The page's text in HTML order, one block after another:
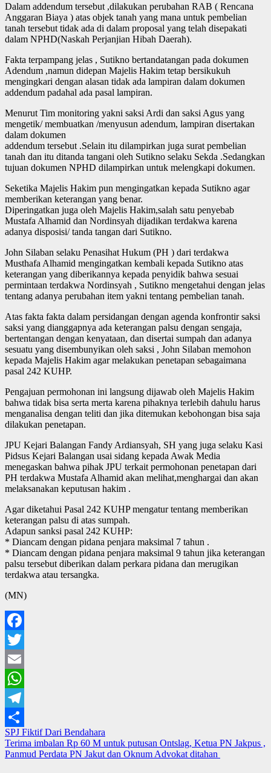
Dalam addendum tersebut ,dilakukan perubahan RAB ( Rencana
Anggaran Biaya ) atas objek tanah yang mana untuk pembelian
tanah tersebut tidak ada di dalam proposal yang telah disepakati
dalam NPHD(Naskah Perjanjian Hibah Daerah).
Fakta terpampang jelas , Sutikno bertandatangan pada dokumen
Adendum ,namun didepan Majelis Hakim tetap bersikukuh
mengingkari dengan alasan tidak ada lampiran dalam dokumen
addendum padahal ada pasal lampiran.
Menurut Tim monitoring yakni saksi Ardi dan saksi Agus yang
mengetik/ membuatkan /menyusun adendum, lampiran disertakan
dalam dokumen
addendum tersebut .Selain itu dilampirkan juga surat pembelian
tanah dan itu ditanda tangani oleh Sutikno selaku Sekda .Sedangkan
tujuan dokumen NPHD dilampirkan untuk melengkapi dokumen.
Seketika Majelis Hakim pun mengingatkan kepada Sutikno agar
memberikan keterangan yang benar.
Diperingatkan juga oleh Majelis Hakim,salah satu penyebab
Mustafa Alhamid dan Nordinsyah dijadikan terdakwa karena
adanya disposisi/ tanda tangan dari Sutikno.
John Silaban selaku Penasihat Hukum (PH ) dari terdakwa
Musthafa Alhamid mengingatkan kembali kepada Sutikno atas
keterangan yang diberikannya kepada penyidik bahwa sesuai
permintaan terdakwa Nordinsyah , Sutikno mengetahui dengan jelas
tentang adanya perubahan item yakni tentang pembelian tanah.
Atas fakta fakta dalam persidangan dengan agenda konfrontir saksi
saksi yang dianggapnya ada keterangan palsu dengan sengaja,
bertentangan dengan kenyataan, dan disertai sumpah dan adanya
sesuatu yang disembunyikan oleh saksi , John Silaban memohon
kepada Majelis Hakim agar melakukan penetapan sebagaimana
pasal 242 KUHP.
Pengajuan permohonan ini langsung dijawab oleh Majelis Hakim
bahwa tidak bisa serta merta karena pihaknya terlebih dahulu harus
menganalisa dengan teliti dan jika ditemukan kebohongan bisa saja
dilakukan penetapan.
JPU Kejari Balangan Fandy Ardiansyah, SH yang juga selaku Kasi
Pidsus Kejari Balangan usai sidang kepada Awak Media
menegaskan bahwa pihak JPU terkait permohonan penetapan dari
PH terdakwa Mustafa Alhamid akan melihat,menghargai dan akan
melaksanakan keputusan hakim .
Agar diketahui Pasal 242 KUHP mengatur tentang memberikan
keterangan palsu di atas sumpah.
Adapun sanksi pasal 242 KUHP:
* Diancam dengan pidana penjara maksimal 7 tahun .
* Diancam dengan pidana penjara maksimal 9 tahun jika keterangan
palsu tersebut diberikan dalam perkara pidana dan merugikan
terdakwa atau tersangka.
(MN)
Facebook
Twitter
Email
WhatsApp
Telegram
Share
Navigasi
pos
SPJ Fiktif Dari Bendahara
Terima imbalan Rp 60 M untuk putusan Ontslag, Ketua PN Jakpus ,
Panmud Perdata PN Jakut dan Oknum Advokat ditahan